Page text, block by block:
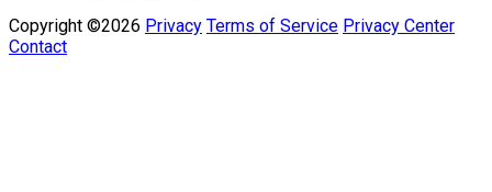
Copyright ©2026 Privacy Terms of Service Privacy Center
Contact